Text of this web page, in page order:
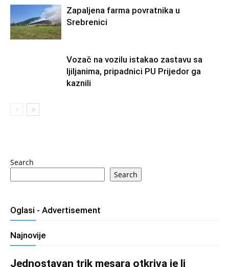
Zapaljena farma povratnika u
Srebrenici
Vozač na vozilu istakao zastavu sa
ljiljanima, pripadnici PU Prijedor ga
kaznili
Search
Search
Oglasi - Advertisement
Najnovije
Jednostavan trik mesara otkriva je li